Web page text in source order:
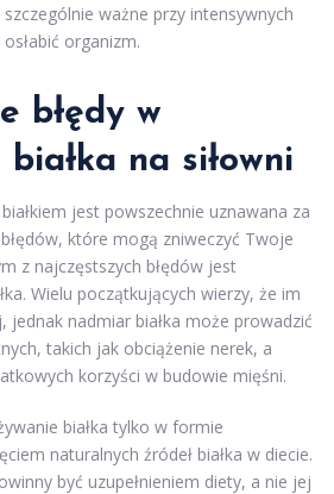
ważne przy intensywnych
organizm.
błędy w
na siłowni
jest powszechnie uznawana za
które mogą zniweczyć Twoje
z najczęstszych błędów jest
Wielu początkujących wierzy, że im
jednak nadmiar białka może prowadzić
takich jak obciążenie nerek, a
korzyści w budowie mięśni.
białka tylko w formie
naturalnych źródeł białka w diecie.
być uzupełnieniem diety, a nie jej